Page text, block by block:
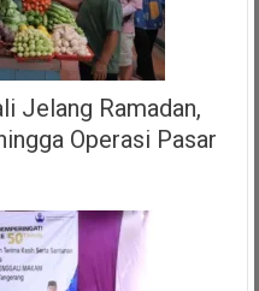
Jelang Ramadan,
Operasi Pasar